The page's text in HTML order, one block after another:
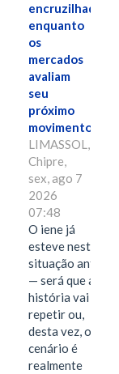
encruzilhada
enquanto
os
mercados
avaliam
seu
próximo
movimento.
LIMASSOL,
Chipre,
sex, ago 7
2026
07:48
O iene já
esteve nesta
situação antes
— será que a
história vai se
repetir ou,
desta vez, o
cenário é
realmente